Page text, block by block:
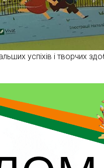
успіхів і творчих